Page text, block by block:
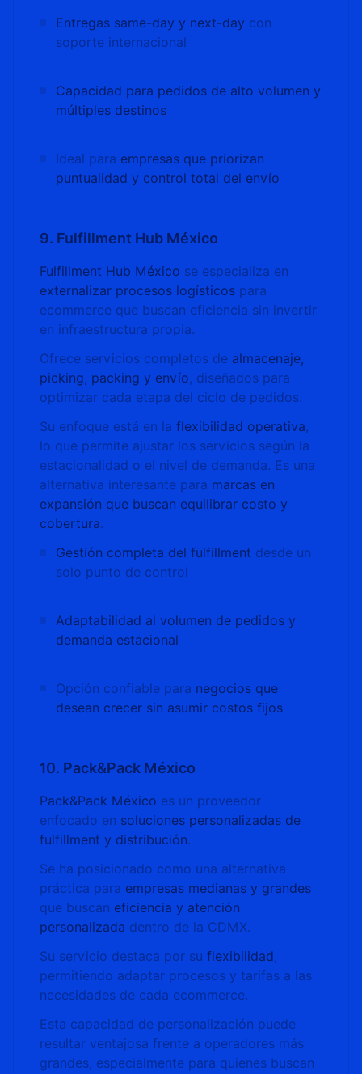
Entregas same-day y next-day con
soporte internacional
Capacidad para pedidos de alto volumen y
múltiples destinos
Ideal para empresas que priorizan
puntualidad y control total del envío
9. Fulfillment Hub México
Fulfillment Hub México se especializa en
externalizar procesos logísticos para
ecommerce que buscan eficiencia sin invertir
en infraestructura propia.
Ofrece servicios completos de almacenaje,
picking, packing y envío, diseñados para
optimizar cada etapa del ciclo de pedidos.
Su enfoque está en la flexibilidad operativa,
lo que permite ajustar los servicios según la
estacionalidad o el nivel de demanda. Es una
alternativa interesante para marcas en
expansión que buscan equilibrar costo y
cobertura.
Gestión completa del fulfillment desde un
solo punto de control
Adaptabilidad al volumen de pedidos y
demanda estacional
Opción confiable para negocios que
desean crecer sin asumir costos fijos
10. Pack&Pack México
Pack&Pack México es un proveedor
enfocado en soluciones personalizadas de
fulfillment y distribución.
Se ha posicionado como una alternativa
práctica para empresas medianas y grandes
que buscan eficiencia y atención
personalizada dentro de la CDMX.
Su servicio destaca por su flexibilidad,
permitiendo adaptar procesos y tarifas a las
necesidades de cada ecommerce.
Esta capacidad de personalización puede
resultar ventajosa frente a operadores más
grandes, especialmente para quienes buscan